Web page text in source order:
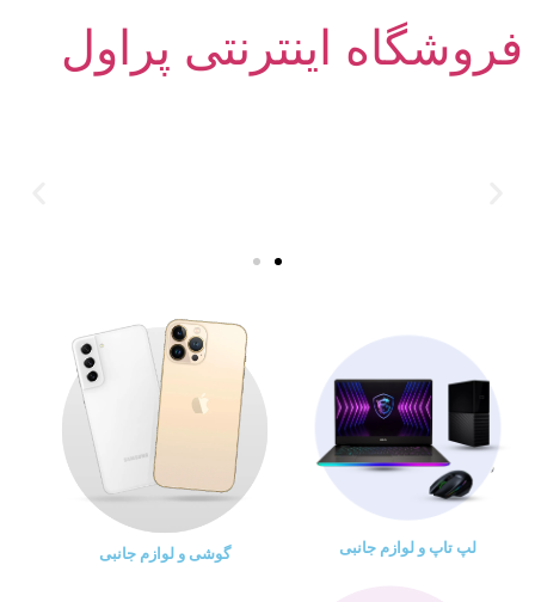
فروشگاه اینترنتی پراول
لپ تاپ و لوازم جانبی گوشی و لوازم جانبی